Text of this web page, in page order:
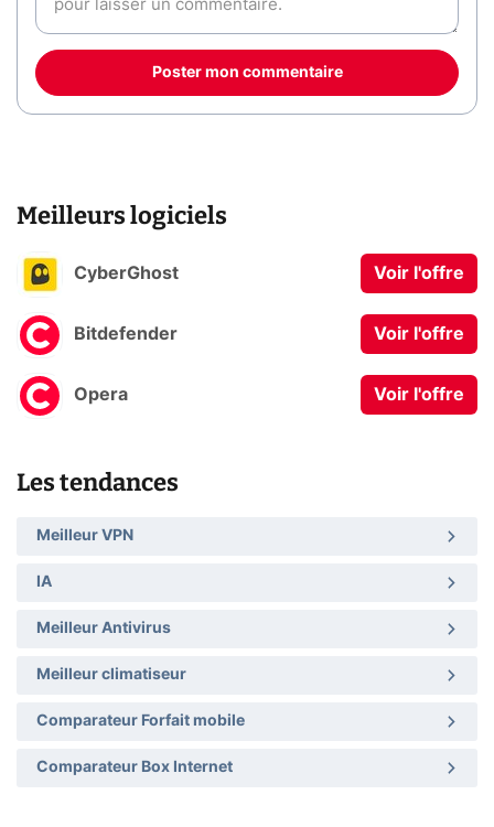
Poster mon commentaire
Meilleurs logiciels
CyberGhost Voir l'offre
Bitdefender Voir l'offre
Opera Voir l'offre
Les tendances
Meilleur VPN
IA
Meilleur Antivirus
Meilleur climatiseur
Comparateur Forfait mobile
Comparateur Box Internet